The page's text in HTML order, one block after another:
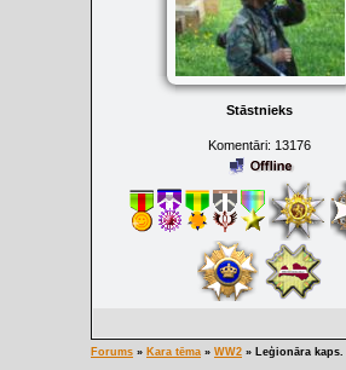
Stāstnieks
Komentāri: 13176
Forums » Kara tēma » WW2 » Leģionāra kaps.